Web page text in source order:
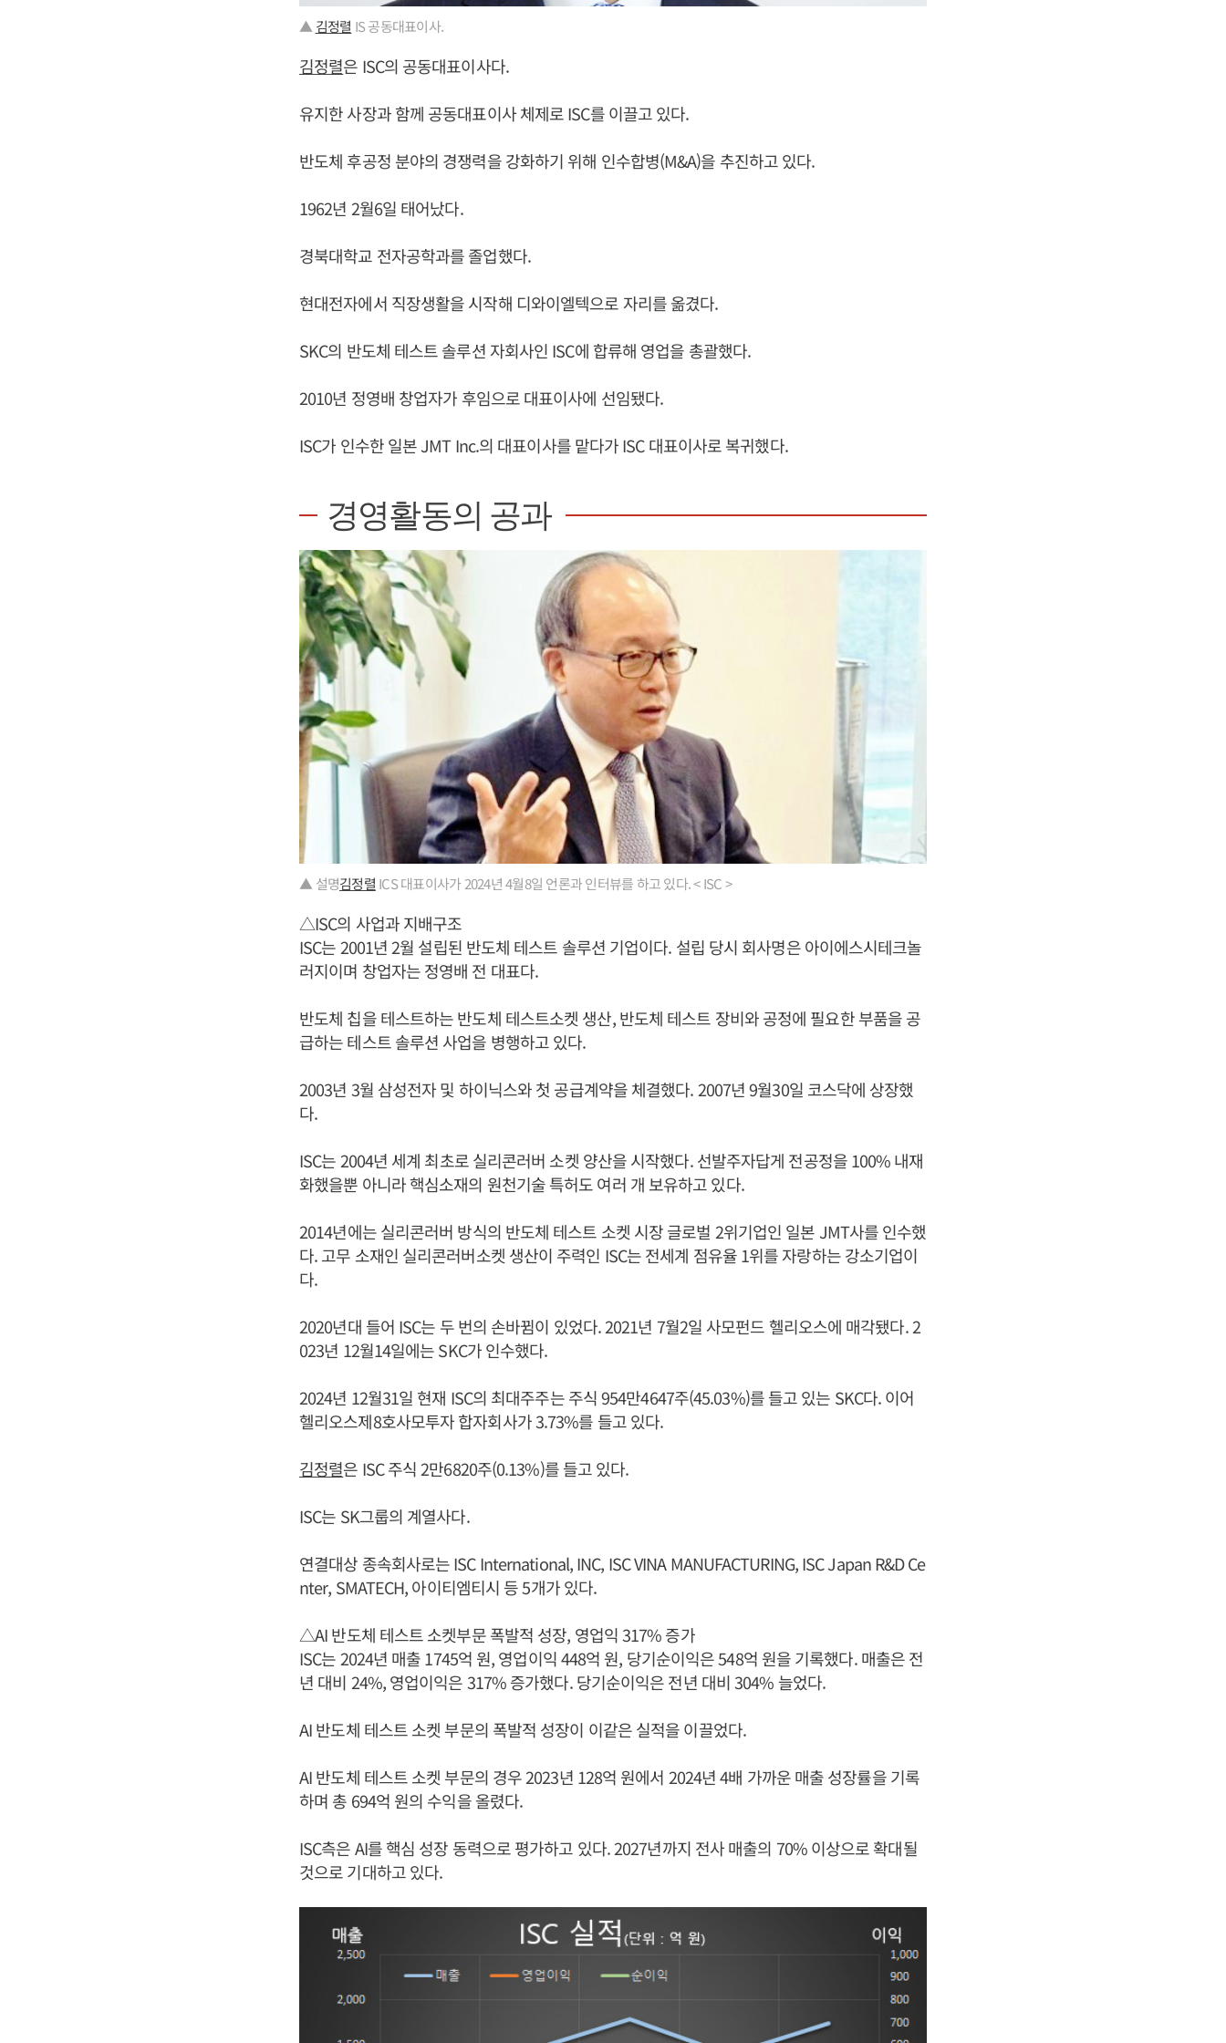
▲ 김정렬 IS 공동대표이사.
김정렬은 ISC의 공동대표이사다.
유지한 사장과 함께 공동대표이사 체제로 ISC를 이끌고 있다.
반도체 후공정 분야의 경쟁력을 강화하기 위해 인수합병(M&A)을 추진하고 있다.
1962년 2월6일 태어났다.
경북대학교 전자공학과를 졸업했다.
현대전자에서 직장생활을 시작해 디와이엘텍으로 자리를 옮겼다.
SKC의 반도체 테스트 솔루션 자회사인 ISC에 합류해 영업을 총괄했다.
2010년 정영배 창업자가 후임으로 대표이사에 선임됐다.
ISC가 인수한 일본 JMT Inc.의 대표이사를 맡다가 ISC 대표이사로 복귀했다.
경영활동의 공과
▲ 설명김정렬 ICS 대표이사가 2024년 4월8일 언론과 인터뷰를 하고 있다. < ISC >
△ISC의 사업과 지배구조
ISC는 2001년 2월 설립된 반도체 테스트 솔루션 기업이다. 설립 당시 회사명은 아이에스시테크놀
러지이며 창업자는 정영배 전 대표다.
반도체 칩을 테스트하는 반도체 테스트소켓 생산, 반도체 테스트 장비와 공정에 필요한 부품을 공
급하는 테스트 솔루션 사업을 병행하고 있다.
2003년 3월 삼성전자 및 하이닉스와 첫 공급계약을 체결했다. 2007년 9월30일 코스닥에 상장했
다.
ISC는 2004년 세계 최초로 실리콘러버 소켓 양산을 시작했다. 선발주자답게 전공정을 100% 내재
화했을뿐 아니라 핵심소재의 원천기술 특허도 여러 개 보유하고 있다.
2014년에는 실리콘러버 방식의 반도체 테스트 소켓 시장 글로벌 2위기업인 일본 JMT사를 인수했
다. 고무 소재인 실리콘러버소켓 생산이 주력인 ISC는 전세계 점유율 1위를 자랑하는 강소기업이
다.
2020년대 들어 ISC는 두 번의 손바뀜이 있었다. 2021년 7월2일 사모펀드 헬리오스에 매각됐다. 2
023년 12월14일에는 SKC가 인수했다.
2024년 12월31일 현재 ISC의 최대주주는 주식 954만4647주(45.03%)를 들고 있는 SKC다. 이어
헬리오스제8호사모투자 합자회사가 3.73%를 들고 있다.
김정렬은 ISC 주식 2만6820주(0.13%)를 들고 있다.
ISC는 SK그룹의 계열사다.
연결대상 종속회사로는 ISC International, INC, ISC VINA MANUFACTURING, ISC Japan R&D Ce
nter, SMATECH, 아이티엠티시 등 5개가 있다.
△AI 반도체 테스트 소켓부문 폭발적 성장, 영업익 317% 증가
ISC는 2024년 매출 1745억 원, 영업이익 448억 원, 당기순이익은 548억 원을 기록했다. 매출은 전
년 대비 24%, 영업이익은 317% 증가했다. 당기순이익은 전년 대비 304% 늘었다.
AI 반도체 테스트 소켓 부문의 폭발적 성장이 이같은 실적을 이끌었다.
AI 반도체 테스트 소켓 부문의 경우 2023년 128억 원에서 2024년 4배 가까운 매출 성장률을 기록
하며 총 694억 원의 수익을 올렸다.
ISC측은 AI를 핵심 성장 동력으로 평가하고 있다. 2027년까지 전사 매출의 70% 이상으로 확대될
것으로 기대하고 있다.